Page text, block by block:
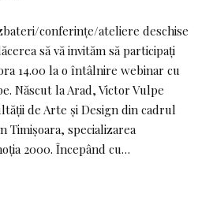
conferințe/ateliere deschise
să vă invităm să participați
14.00 la o întâlnire webinar cu
Născut la Arad, Victor Vulpe
de Arte și Design din cadrul
Timișoara, specializarea
2000. Începând cu…